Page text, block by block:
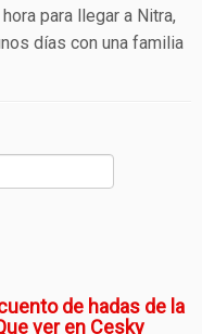
para llegar a Nitra,
días con una familia
de hadas de la
ver en Cesky